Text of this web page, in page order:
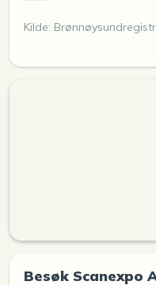
Kilde:
Besøk Scanexpo